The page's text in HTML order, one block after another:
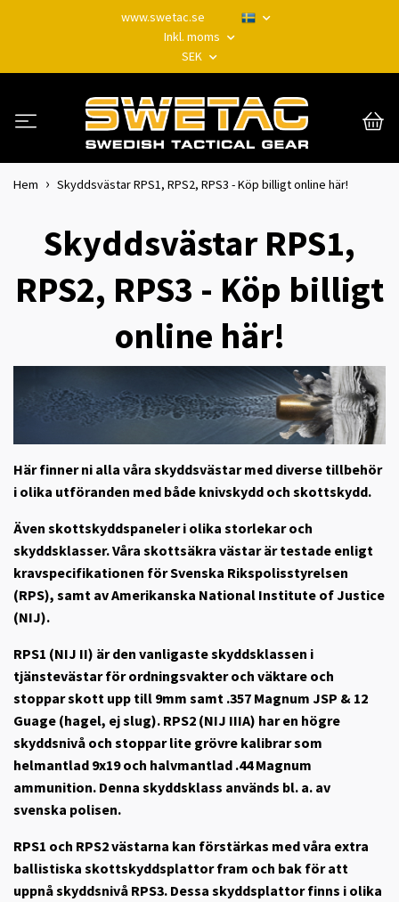
www.swetac.se
Inkl. moms
SEK
Hem Skyddsvästar RPS1, RPS2, RPS3 - Köp billigt online här!
Skyddsvästar RPS1,
RPS2, RPS3 - Köp billigt
online här!
Här finner ni alla våra skyddsvästar med diverse tillbehör
i olika utföranden med både knivskydd och skottskydd.
Även skottskyddspaneler i olika storlekar och
skyddsklasser. Våra skottsäkra västar är testade enligt
kravspecifikationen för Svenska Rikspolisstyrelsen
(RPS), samt av Amerikanska National Institute of Justice
(NIJ).
RPS1 (NIJ II) är den vanligaste skyddsklassen i
tjänstevästar för ordningsvakter och väktare och
stoppar skott upp till 9mm samt .357 Magnum JSP & 12
Guage (hagel, ej slug). RPS2 (NIJ IIIA) har en högre
skyddsnivå och stoppar lite grövre kalibrar som
helmantlad 9x19 och halvmantlad .44 Magnum
ammunition. Denna skyddsklass används bl. a. av
svenska polisen.
RPS1 och RPS2 västarna kan förstärkas med våra extra
ballistiska skottskyddsplattor fram och bak för att
uppnå skyddsnivå RPS3. Dessa skyddsplattor finns i olika